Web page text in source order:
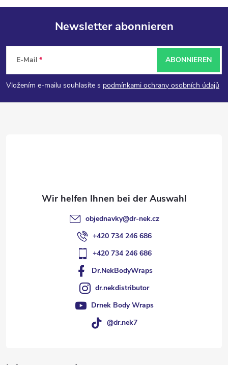
F
u
ß
Newsletter abonnieren
E-Mail
Vložením e-mailu souhlasíte s podmínkami ochrany osobních údajů
ABONNIEREN
objednavky@dr-nek.cz
+420 734 246 686
+420 734 246 686
Dr.NekBodyWraps
dr.nekdistributor
Drnek Body Wraps
@dr.nek7